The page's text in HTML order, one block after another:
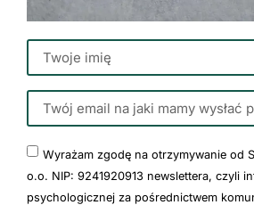
Wyrażam zgodę na otrzymywanie od
o.o. NIP: 9241920913 newslettera, czyli
psychologicznej za pośrednictwem